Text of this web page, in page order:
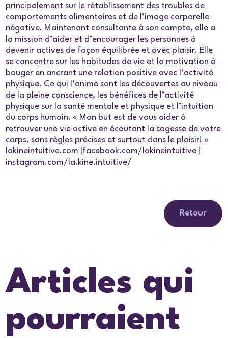
principalement sur le rétablissement des troubles de
comportements alimentaires et de l’image corporelle
négative. Maintenant consultante à son compte, elle a
la mission d’aider et d’encourager les personnes à
devenir actives de façon équilibrée et avec plaisir. Elle
se concentre sur les habitudes de vie et la motivation à
bouger en ancrant une relation positive avec l’activité
physique. Ce qui l’anime sont les découvertes au niveau
de la pleine conscience, les bénéfices de l’activité
physique sur la santé mentale et physique et l’intuition
du corps humain. « Mon but est de vous aider à
retrouver une vie active en écoutant la sagesse de votre
corps, sans règles précises et surtout dans le plaisir! »
lakineintuitive.com |facebook.com/lakineintuitive |
instagram.com/la.kine.intuitive/
Retour
Articles qui
pourraient